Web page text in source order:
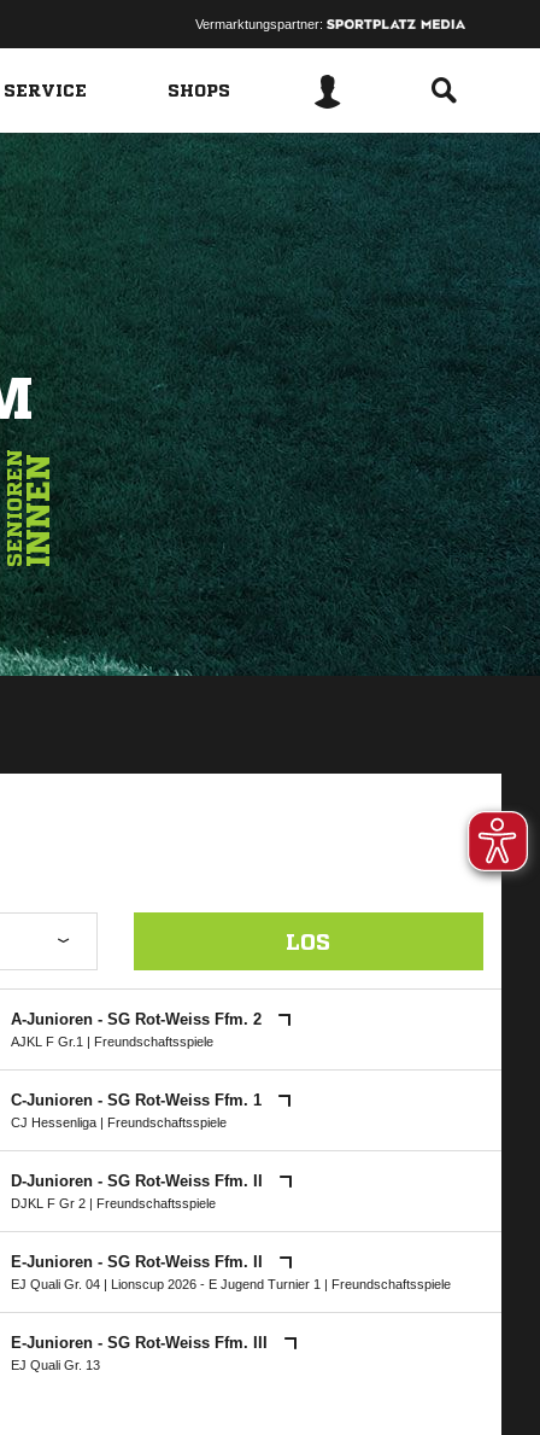
Vermarktungspartner:
SHOPS
SENIORENINNEN
LOS
A-Junioren - SG Rot-Weiss Ffm. 2
AJKL F Gr.1 | Freundschaftsspiele
C-Junioren - SG Rot-Weiss Ffm. 1
CJ Hessenliga | Freundschaftsspiele
D-Junioren - SG Rot-Weiss Ffm. II
DJKL F Gr 2 | Freundschaftsspiele
E-Junioren - SG Rot-Weiss Ffm. II
EJ Quali Gr. 04 | Lionscup 2026 - E Jugend Turnier 1 | Freundschaftsspiele
E-Junioren - SG Rot-Weiss Ffm. III
EJ Quali Gr. 13